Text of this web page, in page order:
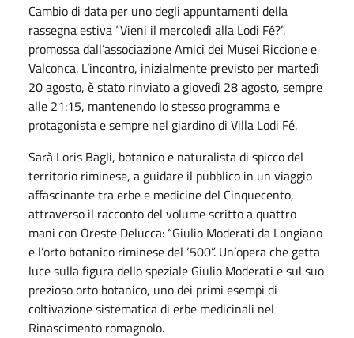
Cambio di data per uno degli appuntamenti della
rassegna estiva “Vieni il mercoledì alla Lodi Fé?”,
promossa dall’associazione Amici dei Musei Riccione e
Valconca. L’incontro, inizialmente previsto per martedì
20 agosto, è stato rinviato a giovedì 28 agosto, sempre
alle 21:15, mantenendo lo stesso programma e
protagonista e sempre nel giardino di Villa Lodi Fé.
Sarà Loris Bagli, botanico e naturalista di spicco del
territorio riminese, a guidare il pubblico in un viaggio
affascinante tra erbe e medicine del Cinquecento,
attraverso il racconto del volume scritto a quattro
mani con Oreste Delucca: “Giulio Moderati da Longiano
e l’orto botanico riminese del ‘500”. Un’opera che getta
luce sulla figura dello speziale Giulio Moderati e sul suo
prezioso orto botanico, uno dei primi esempi di
coltivazione sistematica di erbe medicinali nel
Rinascimento romagnolo.